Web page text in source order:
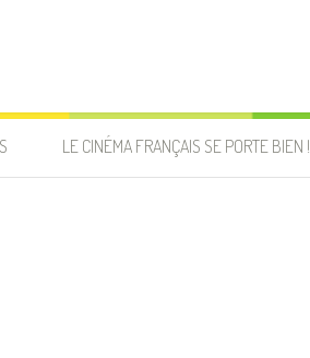
LE CINÉMA FRANÇAIS SE PORTE BIEN !